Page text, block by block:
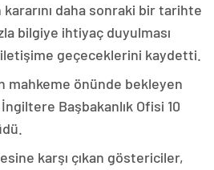
kararını daha sonraki bir tarihte
bilgiye ihtiyaç duyulması
geçeceklerini kaydetti.
mahkeme önünde bekleyen
Başbakanlık Ofisi 10
karşı çıkan göstericiler,